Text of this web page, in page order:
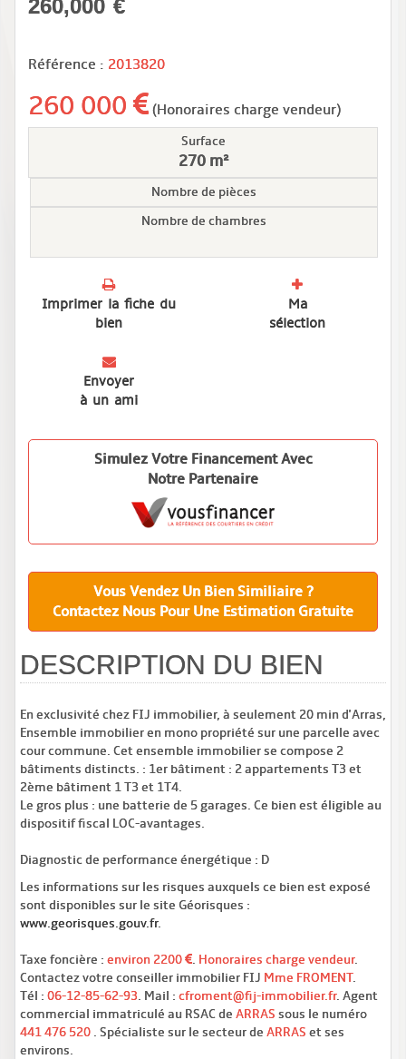
260,000 €
Référence : 2013820
260 000 (Honoraires charge vendeur)
Surface
270 m²
Nombre de pièces
Nombre de chambres
Imprimer la fiche du
bien
Ma
sélection
Envoyer
à un ami
Simulez Votre Financement Avec
Notre Partenaire
Vous Vendez Un Bien Similiaire ?
Contactez Nous Pour Une Estimation Gratuite
DESCRIPTION DU BIEN
En exclusivité chez FIJ immobilier, à seulement 20 min d'Arras,
Ensemble immobilier en mono propriété sur une parcelle avec
cour commune. Cet ensemble immobilier se compose 2
bâtiments distincts. : 1er bâtiment : 2 appartements T3 et
2ème bâtiment 1 T3 et 1T4.
Le gros plus : une batterie de 5 garages. Ce bien est éligible au
dispositif fiscal LOC-avantages.
Diagnostic de performance énergétique : D
Les informations sur les risques auxquels ce bien est exposé
sont disponibles sur le site Géorisques :
www.georisques.gouv.fr.
Taxe foncière : environ 2200 . Honoraires charge vendeur.
Contactez votre conseiller immobilier FIJ Mme FROMENT.
Tél : 06-12-85-62-93. Mail : cfroment@fij-immobilier.fr. Agent
commercial immatriculé au RSAC de ARRAS sous le numéro
441 476 520 . Spécialiste sur le secteur de ARRAS et ses
environs.